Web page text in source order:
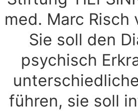
med. Marc Risch
Sie soll den
psychisch
führen, sie soll